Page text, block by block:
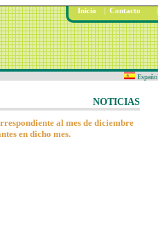
Inicio | Contacto |
Español
NOTICIAS
al mes de diciembre
en dicho mes.